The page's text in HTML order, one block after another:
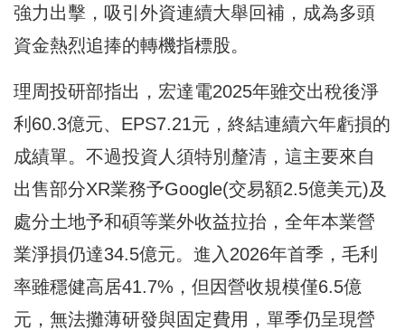
強力出擊，吸引外資連續大舉回補，成為多頭
資金熱烈追捧的轉機指標股。
理周投研部指出，宏達電2025年雖交出稅後淨
利60.3億元、EPS7.21元，終結連續六年虧損的
成績單。不過投資人須特別釐清，這主要來自
出售部分XR業務予Google(交易額2.5億美元)及
處分土地予和碩等業外收益拉抬，全年本業營
業淨損仍達34.5億元。進入2026年首季，毛利
率雖穩健高居41.7%，但因營收規模僅6.5億
元，無法攤薄研發與固定費用，單季仍呈現營